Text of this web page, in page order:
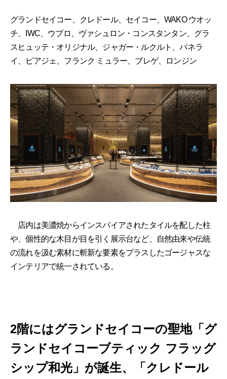
グランドセイコー、クレドール、セイコー、WAKO ウオッ
チ、IWC、ウブロ、ヴァシュロン・コンスタンタン、グラ
スヒュッテ・オリジナル、ジャガー・ルクルト、パネラ
イ、ピアジェ、フランク ミュラー、ブレゲ、ロンジン
店内は美濃焼からインスパイアされたタイルを配した柱
や、個性的な木目が目を引く展示台など、自然由来や伝統
の流れを汲む素材に斬新な要素をプラスしたゴージャスな
インテリアで統一されている。
2階にはグランドセイコーの聖地「グ
ランドセイコーブティック フラッグ
シップ和光」が誕生、「クレドール